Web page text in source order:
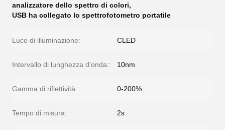
analizzatore dello spettro di colori,
USB ha collegato lo spettrofotometro portatile
Luce di illuminazione: CLED
Intervallo di lunghezza d'onda:: 10nm
Gamma di riflettività:: 0-200%
Tempo di misura: 2s